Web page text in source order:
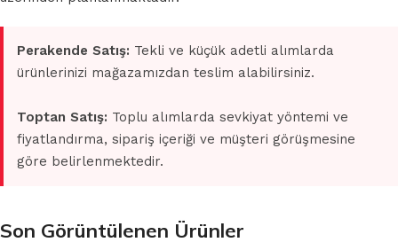
Perakende Satış: Tekli ve küçük adetli alımlarda
ürünlerinizi mağazamızdan teslim alabilirsiniz.
Toptan Satış: Toplu alımlarda sevkiyat yöntemi ve
fiyatlandırma, sipariş içeriği ve müşteri görüşmesine
göre belirlenmektedir.
Son Görüntülenen Ürünler